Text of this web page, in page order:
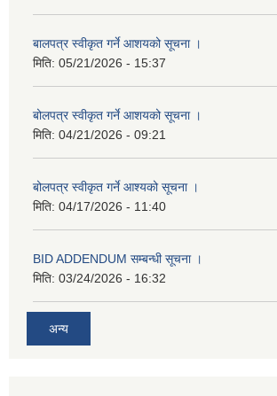
बालपत्र स्वीकृत गर्ने आशयको सूचना ।
मिति: 05/21/2026 - 15:37
बोलपत्र स्वीकृत गर्ने आशयको सूचना ।
मिति: 04/21/2026 - 09:21
बोलपत्र स्वीकृत गर्ने आश्यको सूचना ।
मिति: 04/17/2026 - 11:40
BID ADDENDUM सम्बन्धी सूचना ।
मिति: 03/24/2026 - 16:32
अन्य